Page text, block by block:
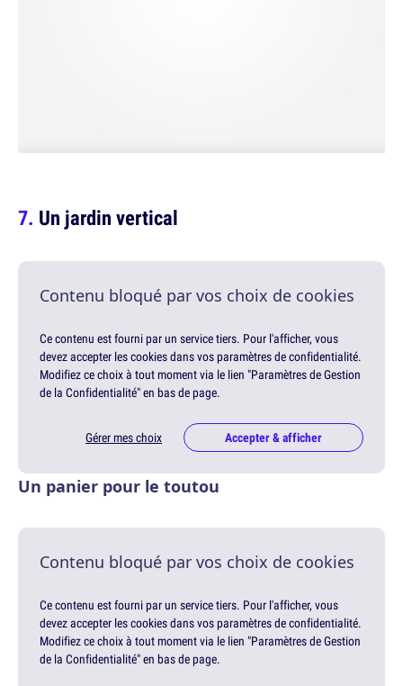
Un jardin vertical
Contenu bloqué par vos choix de cookies
Ce contenu est fourni par un service tiers. Pour l'afficher, vous
devez accepter les cookies dans vos paramètres de confidentialité.
Modifiez ce choix à tout moment via le lien "Paramètres de Gestion
de la Confidentialité" en bas de page.
Gérer mes choix Accepter & afficher
Un panier pour le toutou
Contenu bloqué par vos choix de cookies
Ce contenu est fourni par un service tiers. Pour l'afficher, vous
devez accepter les cookies dans vos paramètres de confidentialité.
Modifiez ce choix à tout moment via le lien "Paramètres de Gestion
de la Confidentialité" en bas de page.